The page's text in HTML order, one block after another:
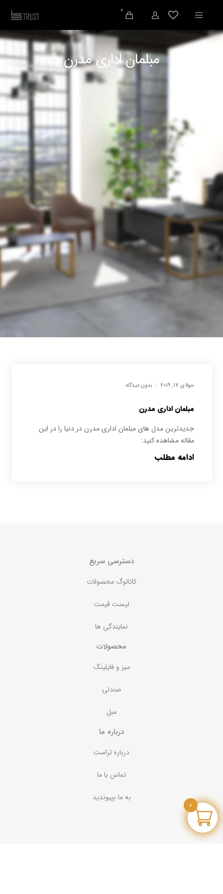
0
مبلمان اداری مدرن
جولای 17, 2019 بدون دیدگاه
مبلمان اداری مدرن
جدیدترین مدل های مبلمان اداری مدرن در دنیا را در این
مقاله مشاهده کنید:
ادامه مطلب
دسترسی سریع
کاتالوگ محصولات
لیست قیمت
نمایندگی ها
محصولات
میز و فایلینگ
صندلی
مبل
درباره ما
درباره تراست
تماس با ما
به ما بپیوندید
0